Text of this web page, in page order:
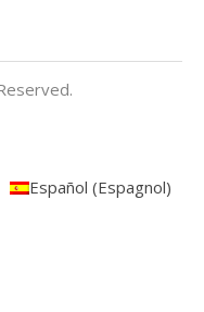
Español (Espagnol)